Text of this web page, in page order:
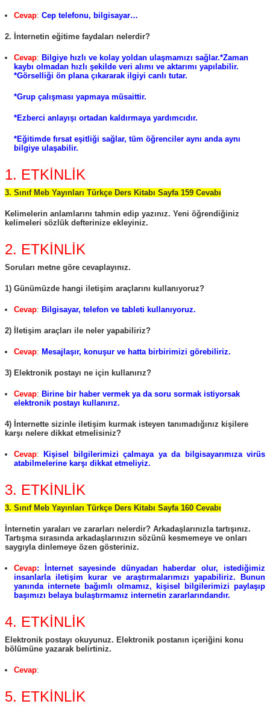
Cevap: Cep telefonu, bilgisayar…
2. İnternetin eğitime faydaları nelerdir?
Cevap: Bilgiye hızlı ve kolay yoldan ulaşmamızı sağlar.*Zaman
kaybı olmadan hızlı şekilde veri alımı ve aktarımı yapılabilir.
*Görselliği ön plana çıkararak ilgiyi canlı tutar.
*Grup çalışması yapmaya müsaittir.
*Ezberci anlayışı ortadan kaldırmaya yardımcıdır.
*Eğitimde fırsat eşitliği sağlar, tüm öğrenciler aynı anda aynı
bilgiye ulaşabilir.
1. ETKİNLİK
3. Sınıf Meb Yayınları Türkçe Ders Kitabı Sayfa 159 Cevabı
Kelimelerin anlamlarını tahmin edip yazınız. Yeni öğrendiğiniz
kelimeleri sözlük defterinize ekleyiniz.
2. ETKİNLİK
Soruları metne göre cevaplayınız.
1) Günümüzde hangi iletişim araçlarını kullanıyoruz?
Cevap: Bilgisayar, telefon ve tableti kullanıyoruz.
2) İletişim araçları ile neler yapabiliriz?
Cevap: Mesajlaşır, konuşur ve hatta birbirimizi görebiliriz.
3) Elektronik postayı ne için kullanırız?
Cevap: Birine bir haber vermek ya da soru sormak istiyorsak
elektronik postayı kullanırız.
4) İnternette sizinle iletişim kurmak isteyen tanımadığınız kişilere
karşı nelere dikkat etmelisiniz?
Cevap:
Kişisel bilgilerimizi çalmaya ya da bilgisayarımıza virüs
atabilmelerine karşı dikkat etmeliyiz.
3. ETKİNLİK
3. Sınıf Meb Yayınları Türkçe Ders Kitabı Sayfa 160 Cevabı
İnternetin yaraları ve zararları nelerdir? Arkadaşlarınızla tartışınız.
Tartışma sırasında arkadaşlarınızın sözünü kesmemeye ve onları
saygıyla dinlemeye özen gösteriniz.
Cevap: İnternet sayesinde dünyadan haberdar olur, istediğimiz
insanlarla iletişim kurar ve araştırmalarımızı yapabiliriz. Bunun
yanında internete bağımlı olmamız, kişisel bilgilerimizi paylaşıp
başımızı belaya bulaştırmamız internetin zararlarındandır.
4. ETKİNLİK
Elektronik postayı okuyunuz. Elektronik postanın içeriğini konu
bölümüne yazarak belirtiniz.
Cevap:
5. ETKİNLİK